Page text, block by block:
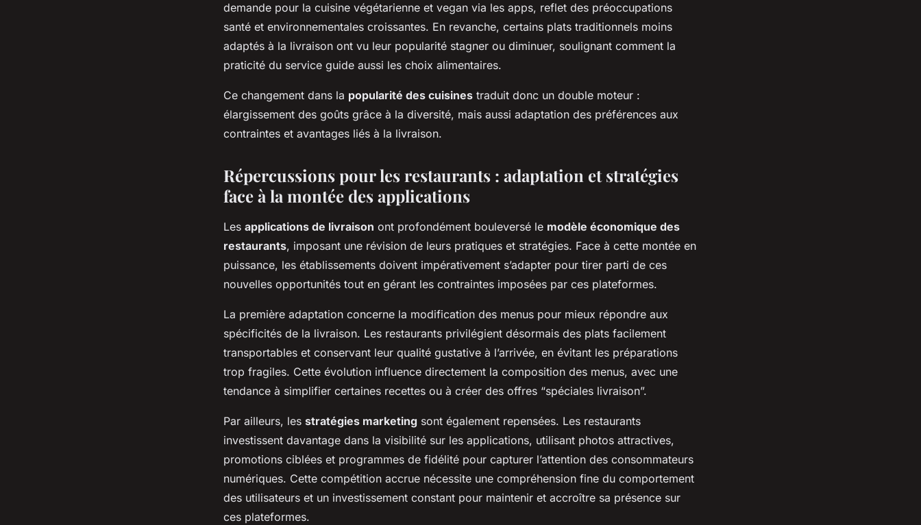
demande pour la cuisine végétarienne et vegan via les apps, reflet des préoccupations
santé et environnementales croissantes. En revanche, certains plats traditionnels moins
adaptés à la livraison ont vu leur popularité stagner ou diminuer, soulignant comment la
praticité du service guide aussi les choix alimentaires.
Ce changement dans la popularité des cuisines traduit donc un double moteur :
élargissement des goûts grâce à la diversité, mais aussi adaptation des préférences aux
contraintes et avantages liés à la livraison.
Répercussions pour les restaurants : adaptation et stratégies
face à la montée des applications
Les applications de livraison ont profondément bouleversé le modèle économique des
restaurants, imposant une révision de leurs pratiques et stratégies. Face à cette montée en
puissance, les établissements doivent impérativement s’adapter pour tirer parti de ces
nouvelles opportunités tout en gérant les contraintes imposées par ces plateformes.
La première adaptation concerne la modification des menus pour mieux répondre aux
spécificités de la livraison. Les restaurants privilégient désormais des plats facilement
transportables et conservant leur qualité gustative à l’arrivée, en évitant les préparations
trop fragiles. Cette évolution influence directement la composition des menus, avec une
tendance à simplifier certaines recettes ou à créer des offres “spéciales livraison”.
Par ailleurs, les stratégies marketing sont également repensées. Les restaurants
investissent davantage dans la visibilité sur les applications, utilisant photos attractives,
promotions ciblées et programmes de fidélité pour capturer l’attention des consommateurs
numériques. Cette compétition accrue nécessite une compréhension fine du comportement
des utilisateurs et un investissement constant pour maintenir et accroître sa présence sur
ces plateformes.